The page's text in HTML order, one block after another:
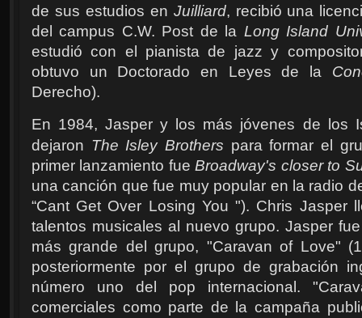
de sus estudios en Juilliard, recibió una
del campus C.W. Post de la Long Island
estudió con el pianista de jazz y
obtuvo un Doctorado en Leyes de la
Derecho).
En 1984, Jasper y los más jóvenes de los
dejaron The Isley Brothers para formar el
primer lanzamiento fueBroadway's closer to
una canción que fue muy popular en la radio
“Cant Get Over Losing You "). Chris Jasper
talentos musicales al nuevo grupo. Jasper
más grande del grupo, "Caravan of Love"
posteriormente por el grupo de grabación
número uno del pop internacional.
comerciales como parte de la campaña